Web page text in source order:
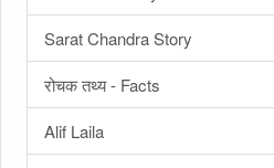
Sarat Chandra Story
रोचक तथ्य - Facts
Alif Laila